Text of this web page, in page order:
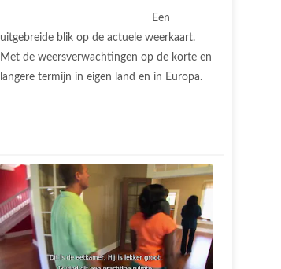
Een
uitgebreide blik op de actuele weerkaart.
Met de weersverwachtingen op de korte en
langere termijn in eigen land en in Europa.